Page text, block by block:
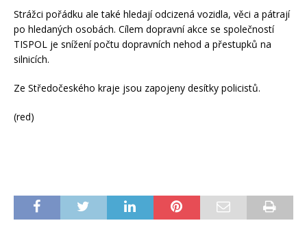
Strážci pořádku ale také hledají odcizená vozidla, věci a pátrají
po hledaných osobách. Cílem dopravní akce se společností
TISPOL je snížení počtu dopravních nehod a přestupků na
silnicích.
Ze Středočeského kraje jsou zapojeny desítky policistů.
(red)